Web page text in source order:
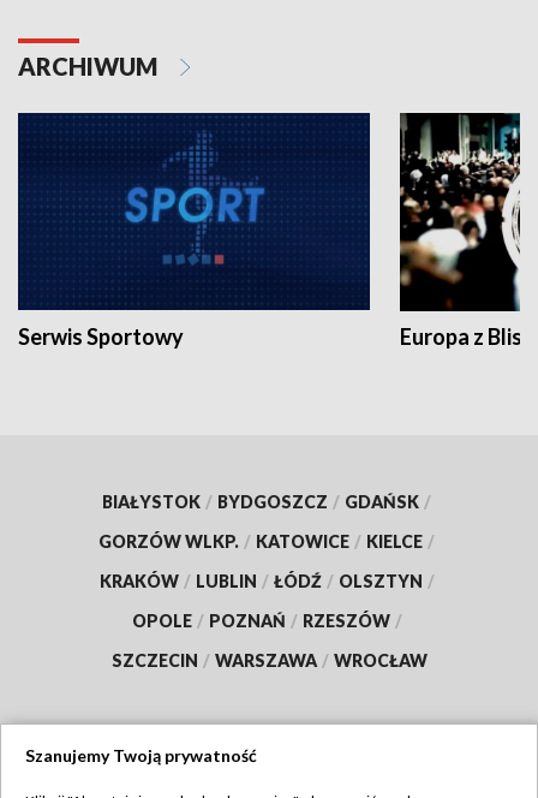
ARCHIWUM
Serwis Sportowy Europa z
BIAŁYSTOK / BYDGOSZCZ / GDAŃSK /
GORZÓW WLKP. / KATOWICE / KIELCE /
KRAKÓW / LUBLIN / ŁÓDŹ / OLSZTYN /
OPOLE / POZNAŃ / RZESZÓW /
SZCZECIN / WARSZAWA / WROCŁAW
Szanujemy Twoją prywatność